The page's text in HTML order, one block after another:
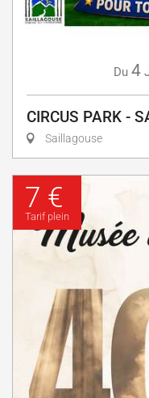
Du 4
CIRCUS PARK -
Saillagouse
7 €
Tarif plein